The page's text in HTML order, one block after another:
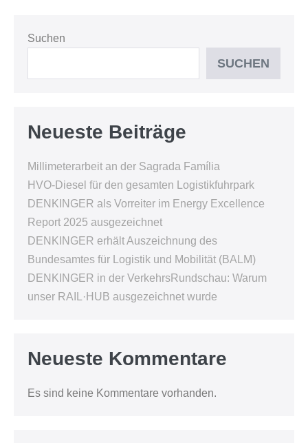
Suchen
SUCHEN
Neueste Beiträge
Millimeterarbeit an der Sagrada Família
HVO-Diesel für den gesamten Logistikfuhrpark
DENKINGER als Vorreiter im Energy Excellence
Report 2025 ausgezeichnet
DENKINGER erhält Auszeichnung des
Bundesamtes für Logistik und Mobilität (BALM)
DENKINGER in der VerkehrsRundschau: Warum
unser RAIL·HUB ausgezeichnet wurde
Neueste Kommentare
Es sind keine Kommentare vorhanden.